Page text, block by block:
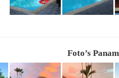
Foto’s